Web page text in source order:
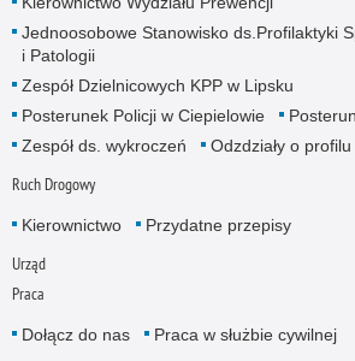
Jednoosobowe Stanowisko ds.Profilaktyki
i Patologii
Zespół Dzielnicowych KPP w Lipsku
Posterunek Policji w Ciepielowie
Zespół ds. wykroczeń
Odzdziały o
Ruch Drogowy
Kierownictwo Przydatne przepisy
Urząd
Praca
Dołącz do nas Praca w służbie cywilnej